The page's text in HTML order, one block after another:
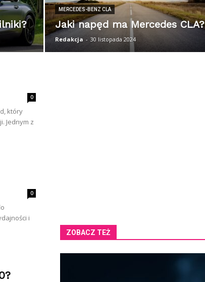
MERCEDES-BENZ CLA
Jaki napęd ma Mercedes CLA?
Redakcja - 30 listopada 2024
0
który
Jednym z
0
i
ZOBACZ TEŻ